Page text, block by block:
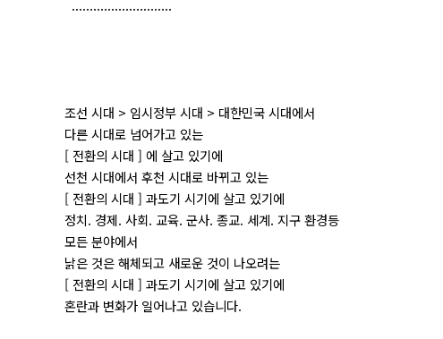
............................
조선 시대 > 임시정부 시대 > 대한민국 시대에서
다른 시대로 넘어가고 있는
[ 전환의 시대 ] 에 살고 있기에
선천 시대에서 후천 시대로 바뀌고 있는
[ 전환의 시대 ] 과도기 시기에 살고 있기에
정치. 경제. 사회. 교육. 군사. 종교. 세계. 지구 환경등
모든 분야에서
낡은 것은 해체되고 새로운 것이 나오려는
[ 전환의 시대 ] 과도기 시기에 살고 있기에
혼란과 변화가 일어나고 있습니다.